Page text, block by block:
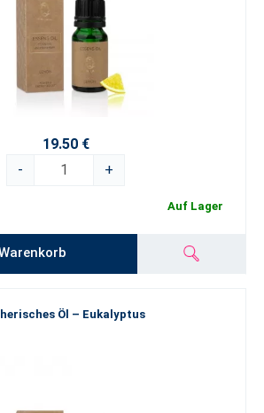
19.50 €
-
+
Auf Lager
Öl – Eukalyptus